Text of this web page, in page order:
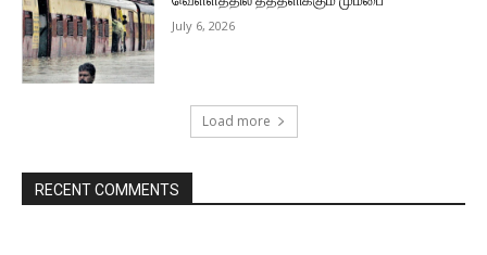
July 6, 2026
Load more
RECENT COMMENTS